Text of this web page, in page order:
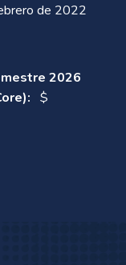
de 2022
2026
$